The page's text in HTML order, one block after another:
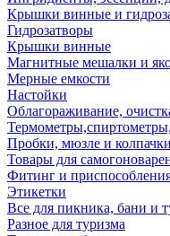
Крышки винные и
Гидрозатворы
Крышки винные
Магнитные мешалки и
Мерные емкости
Настойки
Облагораживание,
Пробки, мюзле и колпачки
Товары для
Фитинг и
Этикетки
Все для пикника, бани и
Разное для туризма